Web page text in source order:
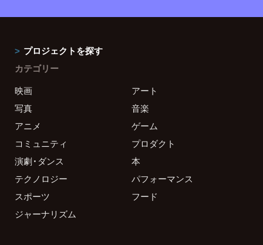
プロジェクトを探す
カテゴリー
映画
アート
写真
音楽
アニメ
ゲーム
コミュニティ
プロダクト
演劇・ダンス
本
テクノロジー
パフォーマンス
スポーツ
フード
ジャーナリズム